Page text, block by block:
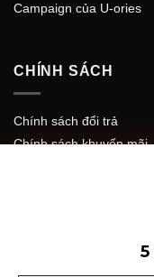
Campaign của U-ories
CHÍNH SÁCH
Chính sách đổi trả
Chính sách khuyến mãi